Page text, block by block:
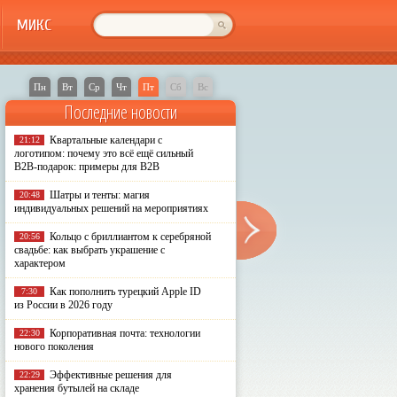
МИКС
Пн Вт Ср Чт Пт Сб Вс
Последние новости
21:12
Квартальные календари с
логотипом: почему это всё ещё сильный
B2B-подарок: примеры для B2B
20:48
Шатры и тенты: магия
индивидуальных решений на мероприятиях
20:56
Кольцо с бриллиантом к серебряной
свадьбе: как выбрать украшение с
характером
7:30
Как пополнить турецкий Apple ID
из России в 2026 году
22:30
Корпоративная почта: технологии
нового поколения
22:29
Эффективные решения для
хранения бутылей на складе